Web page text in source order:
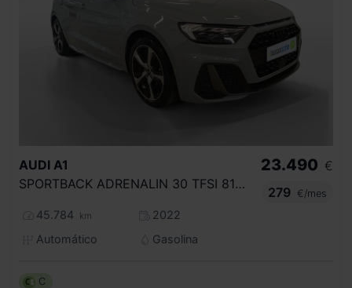
AUDI A1
SPORTBACK ADRENALIN 30 TFSI 81KW S TRON
45.784 km
2022
Automático
Gasolina
23.490 €
279
€/mes
C